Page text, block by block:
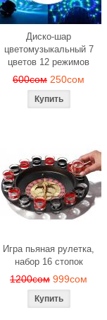
Диско-шар
цветомузыкальный 7
цветов 12 режимов
600сом 250сом
Игра пьяная рулетка,
набор 16 стопок
1200сом 999сом